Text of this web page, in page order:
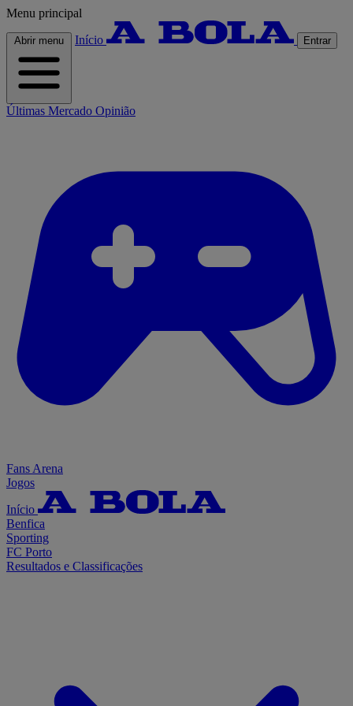
Menu principal
Abrir menu Início Entrar
Últimas Mercado Opinião
Fans Arena
Jogos
Início
Benfica
Sporting
FC Porto
Resultados e Classificações